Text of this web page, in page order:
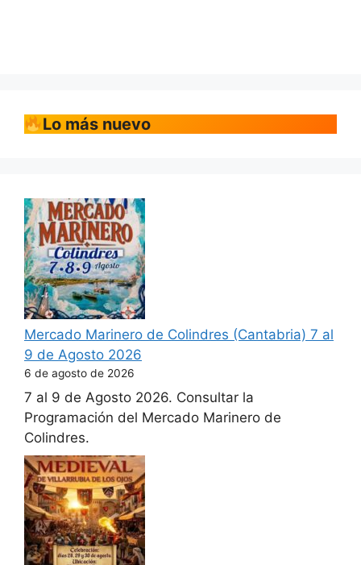
Lo más nuevo
Mercado Marinero de Colindres (Cantabria) 7 al
9 de Agosto 2026
6 de agosto de 2026
7 al 9 de Agosto 2026. Consultar la
Programación del Mercado Marinero de
Colindres.